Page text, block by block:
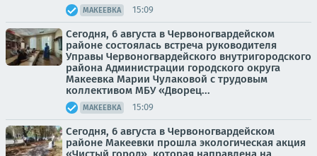
МАКЕЕВКА 15:09
Сегодня, 6 августа в Червоногвардейском
районе состоялась встреча руководителя
Управы Червоногвардейского внутригородского
района Администрации городского округа
Макеевка Марии Чулаковой с трудовым
коллективом МБУ «Дворец...
МАКЕЕВКА 15:09
Сегодня, 6 августа в Червоногвардейском
районе Макеевки прошла экологическая акция